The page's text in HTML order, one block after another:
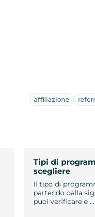
affiliazione
Tipi di
scegliere
Il tipo di
partendo dalla
puoi verificare e …